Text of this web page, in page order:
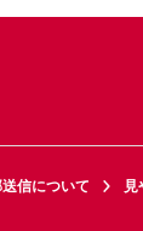
信について
見